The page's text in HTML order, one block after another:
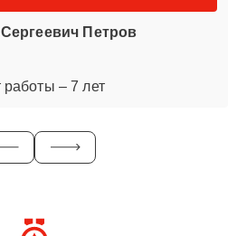
Петров
– 7 лет